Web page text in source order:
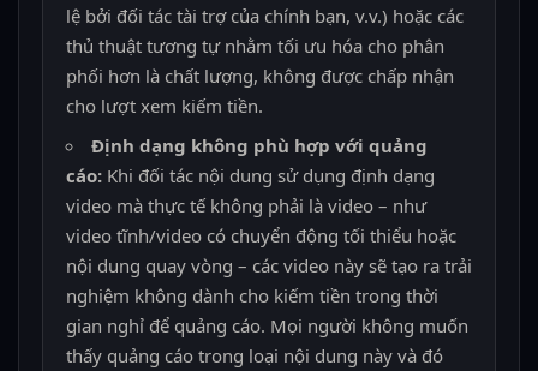
lệ bởi đối tác tài trợ của chính bạn, v.v.) hoặc các
thủ thuật tương tự nhằm tối ưu hóa cho phân
phối hơn là chất lượng, không được chấp nhận
cho lượt xem kiếm tiền.
Định dạng không phù hợp với quảng
cáo:Khi đối tác nội dung sử dụng định dạng
video mà thực tế không phải là video – như
video tĩnh/video có chuyển động tối thiểu hoặc
nội dung quay vòng – các video này sẽ tạo ra trải
nghiệm không dành cho kiếm tiền trong thời
gian nghỉ để quảng cáo. Mọi người không muốn
thấy quảng cáo trong loại nội dung này và đó